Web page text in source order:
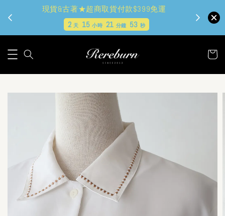
現貨&古著★超商取貨付款$399免運
2天 15小時 21 分鐘 52 秒